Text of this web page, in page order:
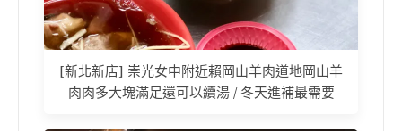
[新北新店] 崇光女中附近賴岡山羊肉道地岡山羊
肉肉多大塊滿足還可以續湯 / 冬天進補最需要